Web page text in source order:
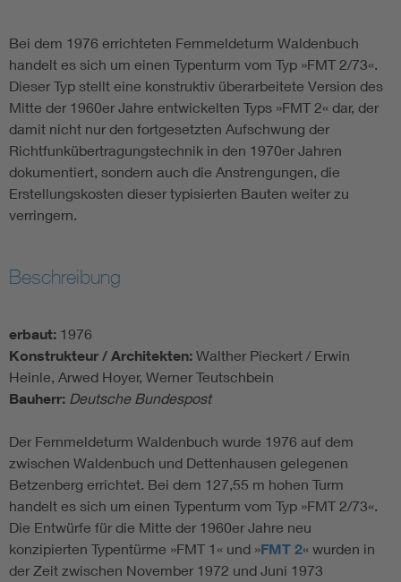
Bei dem 1976 errichteten Fernmeldeturm Waldenbuch
handelt es sich um einen Typenturm vom Typ »FMT 2/73«.
Dieser Typ stellt eine konstruktiv überarbeitete Version des
Mitte der 1960er Jahre entwickelten Typs »FMT 2« dar, der
damit nicht nur den fortgesetzten Aufschwung der
Richtfunkübertragungstechnik in den 1970er Jahren
dokumentiert, sondern auch die Anstrengungen, die
Erstellungskosten dieser typisierten Bauten weiter zu
verringern.
Beschreibung
erbaut: 1976
Konstrukteur / Architekten: Walther Pieckert / Erwin
Heinle, Arwed Hoyer, Werner Teutschbein
Bauherr: Deutsche Bundespost
Der Fernmeldeturm Waldenbuch wurde 1976 auf dem
zwischen Waldenbuch und Dettenhausen gelegenen
Betzenberg errichtet. Bei dem 127,55 m hohen Turm
handelt es sich um einen Typenturm vom Typ »FMT 2/73«.
Die Entwürfe für die Mitte der 1960er Jahre neu
konzipierten Typentürme »FMT 1« und »FMT 2« wurden in
der Zeit zwischen November 1972 und Juni 1973